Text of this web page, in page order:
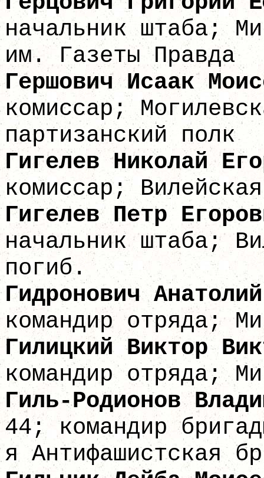
начальник штаба;
им. Газеты Правда
Гершович
комиссар;
партизанский полк
Гигелев
комиссар;
Гигелев
начальник штаба;
погиб.
Гидронович
командир отряда;
Гилицкий
командир отряда;
Гиль-Родионов
44; командир
я Антифашистская